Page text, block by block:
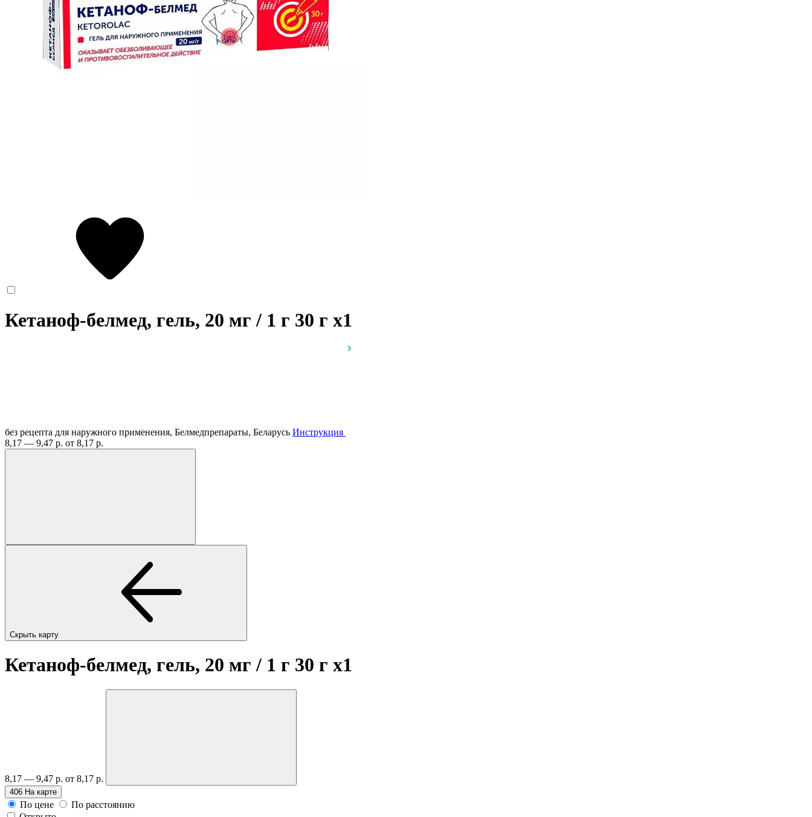
Кетаноф-белмед, гель, 20 мг / 1 г 30 г x1
без рецепта для наружного применения, Белмедпрепараты, Беларусь Инструкция
8,17 — 9,47 р. от 8,17 р.
Скрыть карту
Кетаноф-белмед, гель, 20 мг / 1 г 30 г x1
8,17 — 9,47 р. от 8,17 р.
406 На карте
По цене
По расстоянию